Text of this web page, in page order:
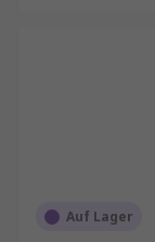
Auf Lager